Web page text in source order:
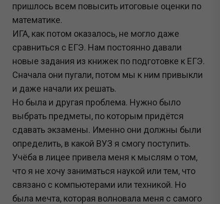
пришлось всем повысить итоговые оценки по
математике.
ИГА, как потом оказалось, не могло даже
сравниться с ЕГЭ. Нам постоянно давали
новые задания из книжек по подготовке к ЕГЭ.
Сначала они пугали, потом мы к ним привыкли
и даже начали их решать.
Но была и другая проблема. Нужно было
выбрать предметы, по которым придётся
сдавать экзамены. Именно они должны были
определить, в какой ВУЗ я смогу поступить.
Учёба в лицее привела меня к мыслям о том,
что я не хочу заниматься наукой или тем, что
связано с компьютерами или техникой. Но
была мечта, которая волновала меня с самого